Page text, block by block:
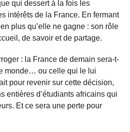
qui dessert à la fois les
intérêts de la France. En fermant
plus qu’elle ne gagne : son rôle
de savoir et de partage.
: la France de demain sera-t-
monde… ou celle qui le lui
pour revenir sur cette décision,
entières d’étudiants africains qui
Et ce sera une perte pour